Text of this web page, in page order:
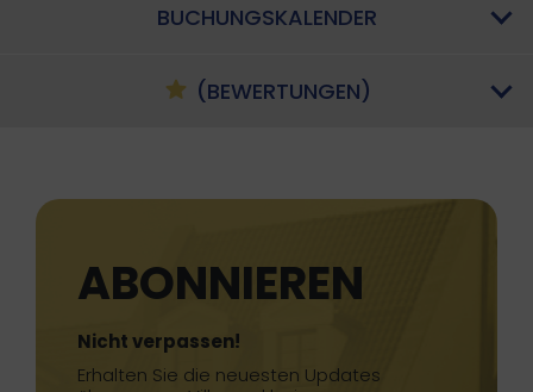
BUCHUNGSKALENDER
(BEWERTUNGEN)
ABONNIEREN
Nicht verpassen!
Erhalten Sie die neuesten Updates